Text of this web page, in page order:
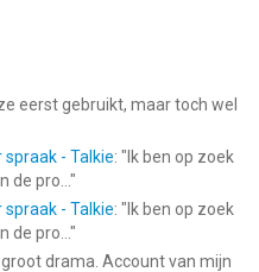
eerst gebruikt, maar toch wel
spraak - Talkie: " Ik ben op zoek
pro... "
spraak - Talkie: " Ik ben op zoek
pro... "
groot drama. Account van mijn